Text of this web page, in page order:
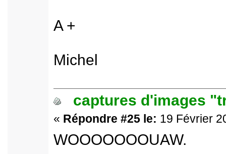
A +
Michel
captures d'images
« Répondre #25 le: 19 Février
WOOOOOOOUAW.